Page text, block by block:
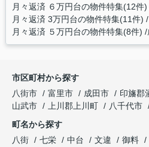
月々返済 ６万円台の物件特集(12件)
月々返済 3万円台の物件特集(11件)
月々返済 ５万円台の物件特集(8件)
市区町村から探す
八街市
富里市 成田市 印旛郡
山武市
上川郡上川町 八千代市
町名から探す
八街
七栄 中台 文違 御料